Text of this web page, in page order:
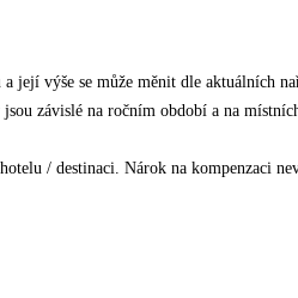
její výše se může měnit dle aktuálních
závislé na ročním období a na
/ destinaci. Nárok na kompenzaci